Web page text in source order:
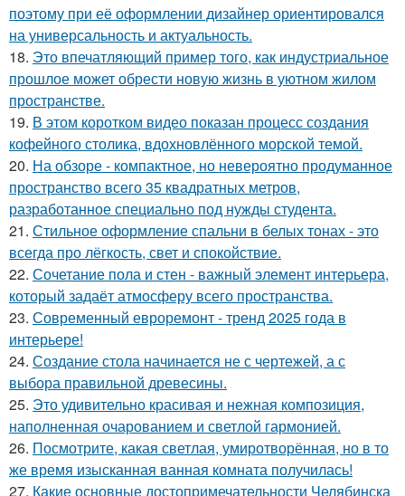
поэтому при её оформлении дизайнер ориентировался
на универсальность и актуальность.
18. Это впечатляющий пример того, как индустриальное
прошлое может обрести новую жизнь в уютном жилом
пространстве.
19. В этом коротком видео показан процесс создания
кофейного столика, вдохновлённого морской темой.
20. На обзоре - компактное, но невероятно продуманное
пространство всего 35 квадратных метров,
разработанное специально под нужды студента.
21. Стильное оформление спальни в белых тонах - это
всегда про лёгкость, свет и спокойствие.
22. Сочетание пола и стен - важный элемент интерьера,
который задаёт атмосферу всего пространства.
23. Современный евроремонт - тренд 2025 года в
интерьере!
24. Создание стола начинается не с чертежей, а с
выбора правильной древесины.
25. Это удивительно красивая и нежная композиция,
наполненная очарованием и светлой гармонией.
26. Посмотрите, какая светлая, умиротворённая, но в то
же время изысканная ванная комната получилась!
27. Какие основные достопримечательности Челябинска